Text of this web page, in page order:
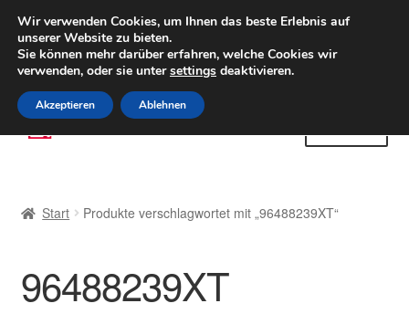
LIEFERUNG ab 6 EUR
Weltweiter Versand
(800) 500 564Mo-Fr 9-16 Uhr
Zur
Navigation
Zum
Inhalt
AGB
Beschwerden
Start Produkte verschlagwortet mit „96488239XT“
96488239XT
Wir verwenden Cookies, um Ihnen das beste Erlebnis auf
unserer Website zu bieten.
Sie können mehr darüber erfahren, welche Cookies wir
verwenden, oder sie untersettings deaktivieren.
Akzeptieren Ablehnen